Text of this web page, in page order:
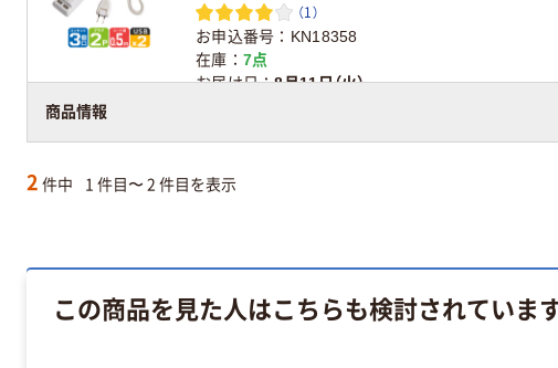
商品情報
（1）
お申込番号
KN18358
在庫
7点
お届け日
8月11日（火）
2 件中 1 件目〜 2 件目を表示
この商品を見た人はこちらも検討されていま